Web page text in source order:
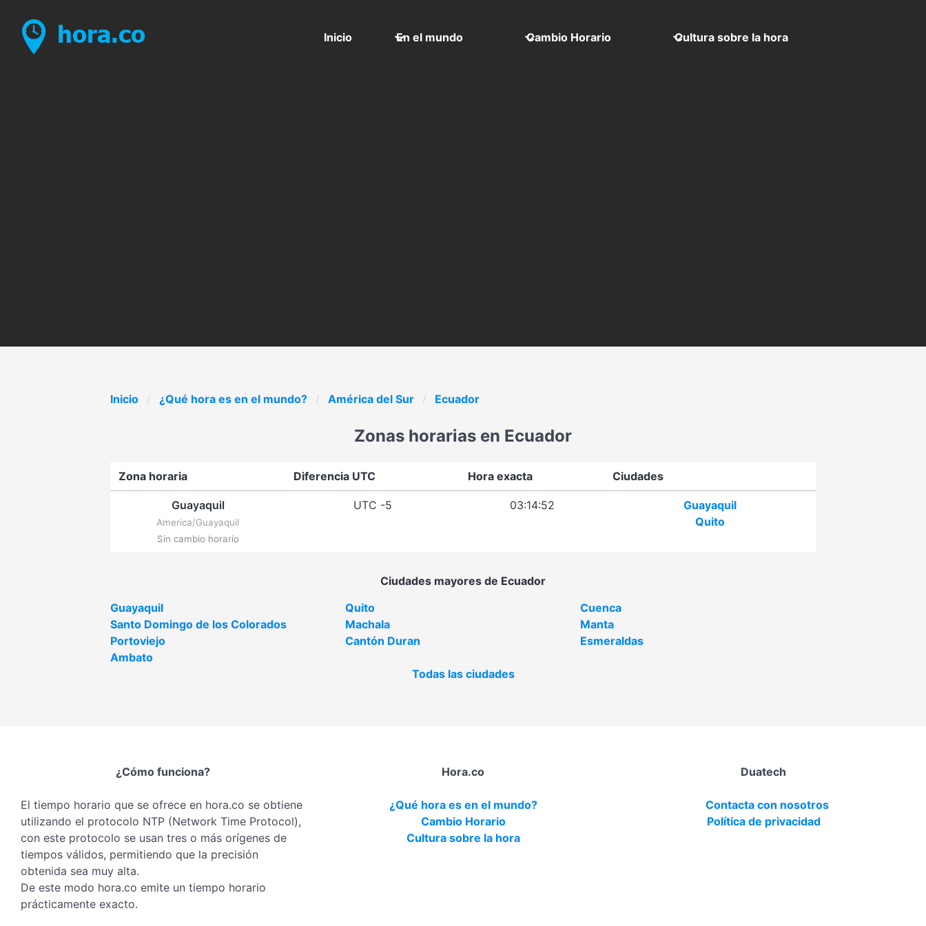
Inicio En el mundo Cambio Horario Cultura sobre la hora
Inicio ¿Qué hora es en el mundo? América del Sur Ecuador
Zonas horarias en Ecuador
Zona horaria Diferencia UTC Hora exacta Ciudades
Guayaquil
America/Guayaquil
Sin cambio horario
UTC -5 03:14:52
Guayaquil
Quito
Ciudades mayores de Ecuador
Guayaquil
Quito
Cuenca
Santo Domingo de los Colorados
Machala
Manta
Portoviejo
Cantón Duran
Esmeraldas
Ambato
Todas las ciudades
¿Cómo funciona?
El tiempo horario que se ofrece en hora.co se obtiene
utilizando el protocolo NTP (Network Time Protocol),
con este protocolo se usan tres o más orígenes de
tiempos válidos, permitiendo que la precisión
obtenida sea muy alta.
De este modo hora.co emite un tiempo horario
prácticamente exacto.
Hora.co
¿Qué hora es en el mundo?
Cambio Horario
Cultura sobre la hora
Duatech
Contacta con nosotros
Política de privacidad